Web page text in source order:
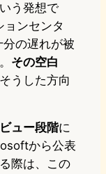
う発想で
ンセンタ
の遅れが被
その空白
うした方向
ュー段階に
から公表
際は、この